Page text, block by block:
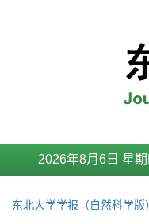
2026年8月6日 星期
东北大学学报（自然科学版）